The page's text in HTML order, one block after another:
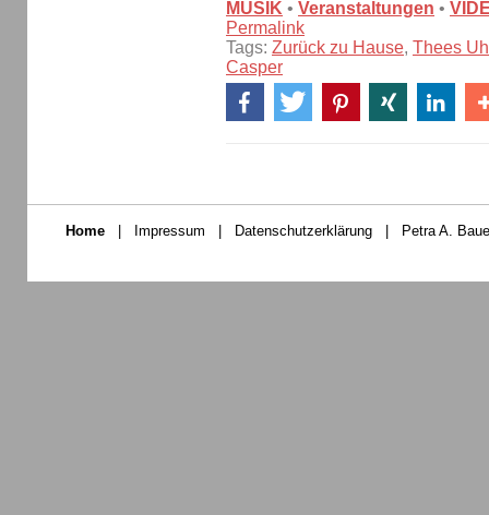
MUSIK • Veranstaltungen •
Permalink
Tags: Zurück zu Hause, Thees
Casper
Home | Impressum | Datenschutzerklärung | Petra A.